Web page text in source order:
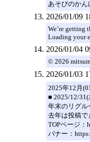
あそびのかん
2026/01/09
We’re getting
Loading your
2026/01/04
© 2026
2026/01/03
2025年12月
■ 2025/12/
年末のリグル
去年は投稿で
TOPページ：
バナー：